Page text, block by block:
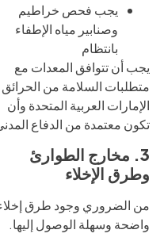
يجب فحص خراطيم
وصنابير مياه الإطفاء
بانتظام
يجب أن تتوافق المعدات مع
متطلبات السلامة من الحرائق
الإمارات العربية المتحدة وأن
تكون معتمدة من الدفاع المدني.
3. مخارج الطوارئ
وطرق الإخلاء
من الضروري وجود طرق إخلاء
واضحة وسهلة الوصول إليها.